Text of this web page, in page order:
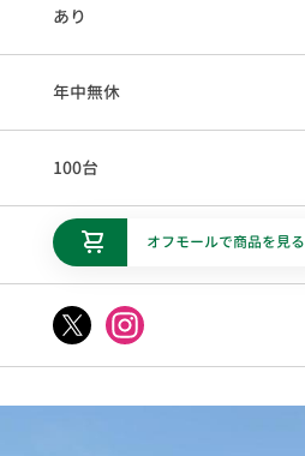
あり
年中無休
100台
オフモールで商品を見る